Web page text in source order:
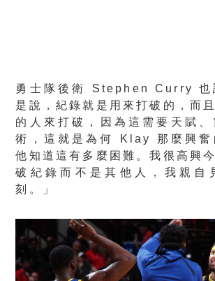
勇士隊後衛 Stephen Curry 也
是說，紀錄就是用來打破的，而
的人來打破，因為這需要天賦、
術，這就是為何 Klay 那麼興奮
他知道這有多麼困難。我很高興
破紀錄而不是其他人，我親自
刻。」